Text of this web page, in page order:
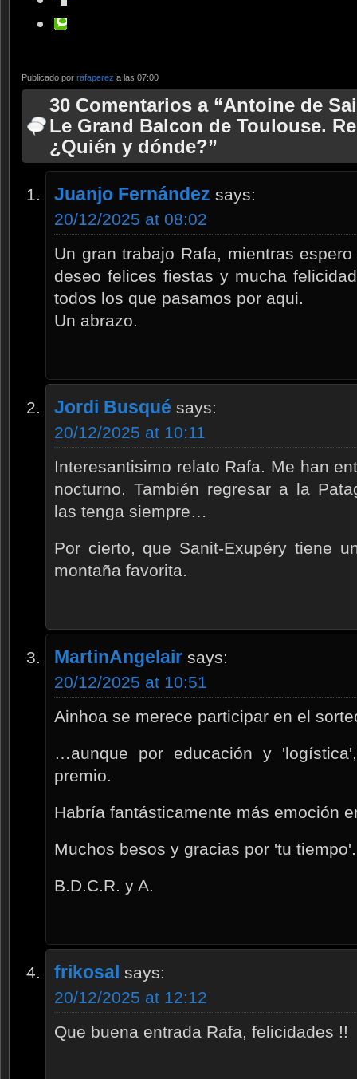
Publicado por rafaperez a las 07:00
30 Comentarios a “Antoine de
Le Grand Balcon de Toulouse.
¿Quién y dónde?”
Juanjo Fernández says:
20/12/2025 at 08:02
Un gran trabajo Rafa, mientras
deseo felices fiestas y mucha
todos los que pasamos por aqui.
Un abrazo.
Jordi Busqué says:
20/12/2025 at 10:11
Interesantisimo relato Rafa. Me han
nocturno. También regresar a la
las tenga siempre…
Por cierto, que Sanit-Exupéry tiene
montaña favorita.
MartinAngelair says:
20/12/2025 at 10:51
Ainhoa se merece participar en el
…aunque por educación y
premio.
Habría fantásticamente más emoción
Muchos besos y gracias por 'tu tiempo'.
B.D.C.R. y A.
frikosal says:
20/12/2025 at 12:12
Que buena entrada Rafa, felicidades !!